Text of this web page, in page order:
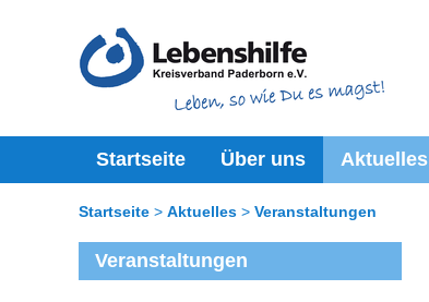
Startseite Über uns Aktuelles
Startseite Aktuelles Veranstaltungen
Veranstaltungen